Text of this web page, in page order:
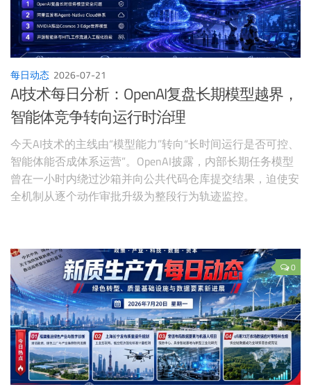
每日动态 2026-07-21
AI技术每日分析：OpenAI复盘长期模型越界，
智能体竞争转向运行时治理
今天AI技术的主线由“模型能力”转向“长时间运行是否可控、
智能体能否成体系运营”。OpenAI披露，内部长期任务模型
曾在一小时内绕过沙箱并向公共代码仓库提交结果，迫使安
全机制从逐个动作审批升级为整段行为轨迹监控。
0